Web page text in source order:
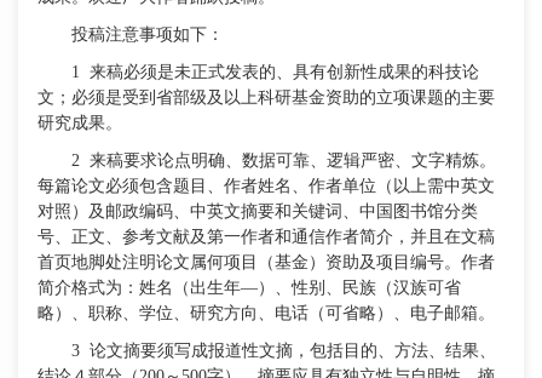
投稿注意事项如下：
1 来稿必须是未正式发表的、具有创新性成果的科技论
文；必须是受到省部级及以上科研基金资助的立项课题的主要
研究成果。
2 来稿要求论点明确、数据可靠、逻辑严密、文字精炼。
每篇论文必须包含题目、作者姓名、作者单位（以上需中英文
对照）及邮政编码、中英文摘要和关键词、中国图书馆分类
号、正文、参考文献及第一作者和通信作者简介，并且在文稿
首页地脚处注明论文属何项目（基金）资助及项目编号。作者
简介格式为：姓名（出生年—）、性别、民族（汉族可省
略）、职称、学位、研究方向、电话（可省略）、电子邮箱。
3 论文摘要须写成报道性文摘，包括目的、方法、结果、